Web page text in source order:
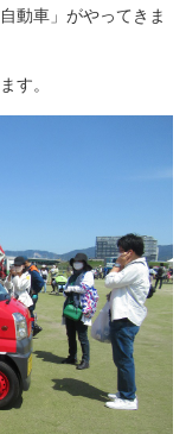
動車」がやってきま
す。